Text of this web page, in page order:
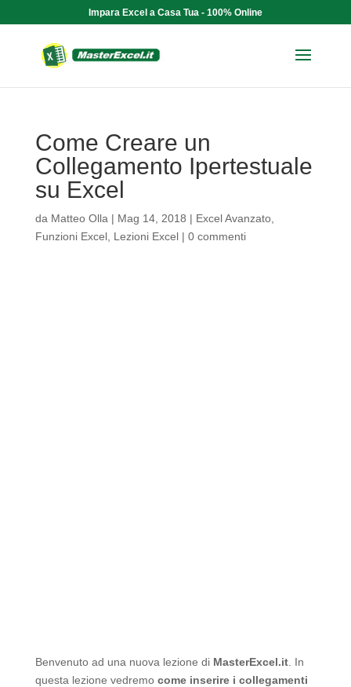
Impara Excel a Casa Tua - 100% Online
Come Creare un
Collegamento Ipertestuale
su Excel
da Matteo Olla | Mag 14, 2018 | Excel Avanzato,
Funzioni Excel, Lezioni Excel| 0 commenti
Benvenuto ad una nuova lezione di MasterExcel.it. In
questa lezione vedremo come inserire i collegamenti